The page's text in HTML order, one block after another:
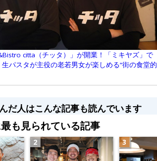
citta（チッタ）」が開業！「ミキヤズ」で
パスタが主役の老若男女が楽しめる“街の食堂的
だ人はこんな記事も読んでいます
も見られている記事